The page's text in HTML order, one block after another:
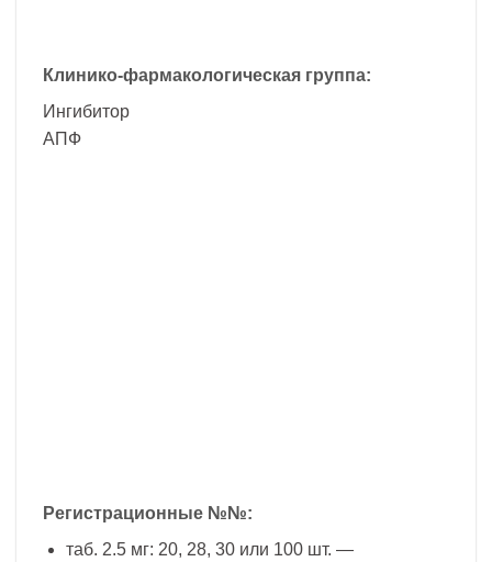
Клинико-фармакологическая группа:
Ингибитор
АПФ
Регистрационные №№:
таб. 2.5 мг: 20, 28, 30 или 100 шт. —